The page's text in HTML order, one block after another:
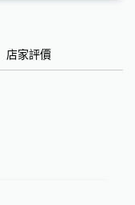
店家評價